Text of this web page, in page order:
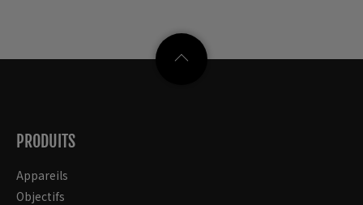
PRODUITS
Appareils
Objectifs